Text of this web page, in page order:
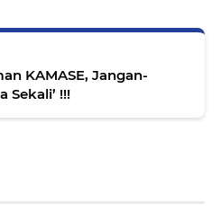
KAMASE, Jangan-
Sekali’ !!!